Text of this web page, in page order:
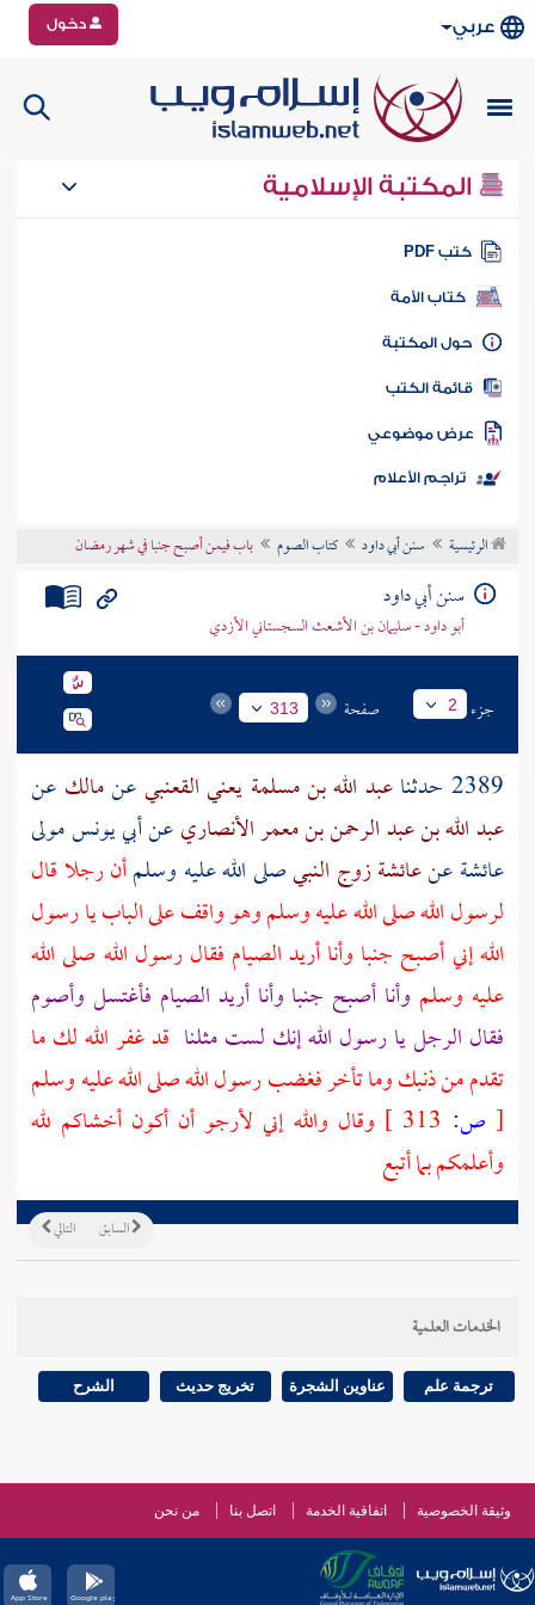
عربي دخول
المكتبة الإسلامية
كتب PDF
كتاب الأمة
المكتبة
الكتب
موضوعي
تراجم الأعلام
الرئيسية سنن أبي داود كتاب الصوم باب فيمن أصبح جنبا في شهر رمضان
سنن أبي داود
أبو داود - سليمان بن الأشعث السجستاني الأزدي
جزء 2 صفحة 313
2389 حدثنا عبد الله بن مسلمة يعني القعنبيعنمالك عن
عبد الله بن عبد الرحمن بن معمر الأنصاريعنأبي يونسمولى
عائشةعنعائشة زوج النبيصلى الله عليه وسلمأن رجلا قال
لرسول الله صلى الله عليه وسلم وهو واقف على الباب يا رسول
الله إني أصبح جنبا وأنا أريد الصيام فقال رسول الله صلى الله
عليه وسلم وأنا أصبح جنبا وأنا أريد الصيام فأغتسل وأصوم
فقال الرجل يا رسول الله إنك لست مثلنا قد غفر الله لك ما
تقدم من ذنبك وما تأخر فغضب رسول الله صلى الله عليه وسلم
[ ص:
وقال والله إني لأرجو أن أكون أخشاكم لله
وأعلمكم بما أتبع
التالي السابق
الخدمات العلمية
ترجمة علم عناوين الشجرة تخريج حديث الشرح
وثيقة الخصوصية اتفاقية الخدمة اتصل بنا من نحن